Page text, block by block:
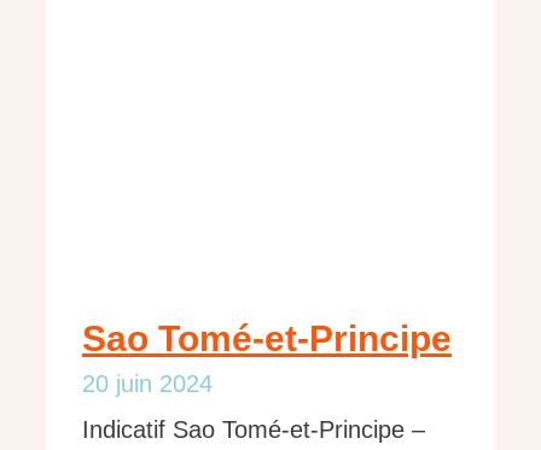
Sao Tomé-et-Principe
20 juin 2024
Indicatif Sao Tomé-et-Principe –